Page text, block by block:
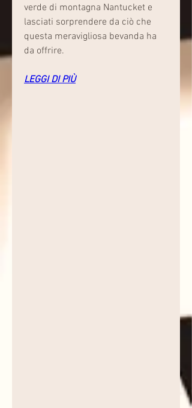
verde di montagna Nantucket e
lasciati sorprendere da ciò che
questa meravigliosa bevanda ha
da offrire.
LEGGI DI PIÙ